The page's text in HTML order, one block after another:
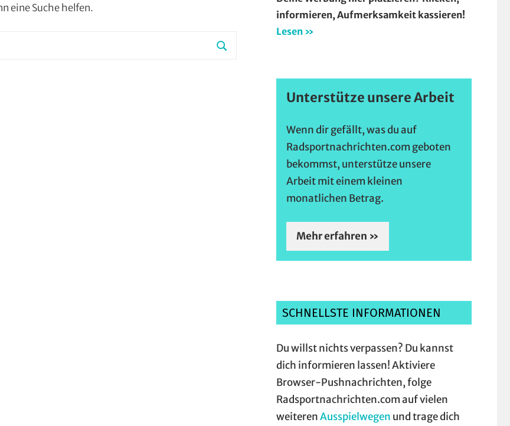
eine Suche helfen.
informieren, Aufmerksamkeit kassieren!
Lesen »
Unterstütze unsere Arbeit
Wenn dir gefällt, was du auf
Radsportnachrichten.com geboten
bekommst, unterstütze unsere
Arbeit mit einem kleinen
monatlichen Betrag.
Mehr erfahren »
SCHNELLSTE INFORMATIONEN
Du willst nichts verpassen? Du kannst
dich informieren lassen! Aktiviere
Browser-Pushnachrichten, folge
Radsportnachrichten.com auf vielen
weiterenAusspielwegen und trage dich